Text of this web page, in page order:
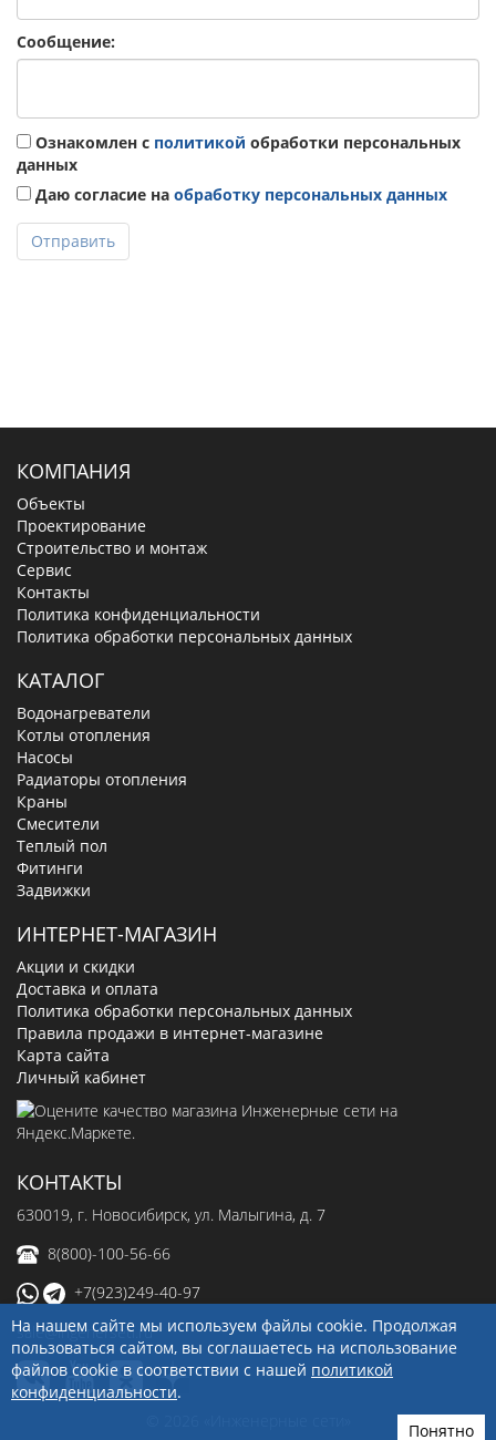
Сообщение:
Ознакомлен с политикой обработки персональных
данных
Даю согласие на обработку персональных данных
Отправить
КОМПАНИЯ
Объекты
Проектирование
Строительство и монтаж
Сервис
Контакты
Политика конфиденциальности
Политика обработки персональных данных
КАТАЛОГ
Водонагреватели
Котлы отопления
Насосы
Радиаторы отопления
Краны
Смесители
Теплый пол
Фитинги
Задвижки
ИНТЕРНЕТ-МАГАЗИН
Акции и скидки
Доставка и оплата
Политика обработки персональных данных
Правила продажи в интернет-магазине
Карта сайта
Личный кабинет
КОНТАКТЫ
630019, г. Новосибирск, ул. Малыгина, д. 7
8(800)-100-56-66
+7(923)249-40-97
sale@ingenerseti.ru
На нашем сайте мы используем файлы cookie. Продолжая
пользоваться сайтом, вы соглашаетесь на использование
файлов cookie в соответствии с нашей политикой
конфиденциальности.
Понятно